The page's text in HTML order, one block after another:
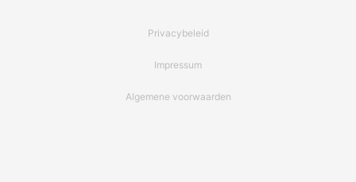
Privacybeleid
Impressum
Algemene voorwaarden